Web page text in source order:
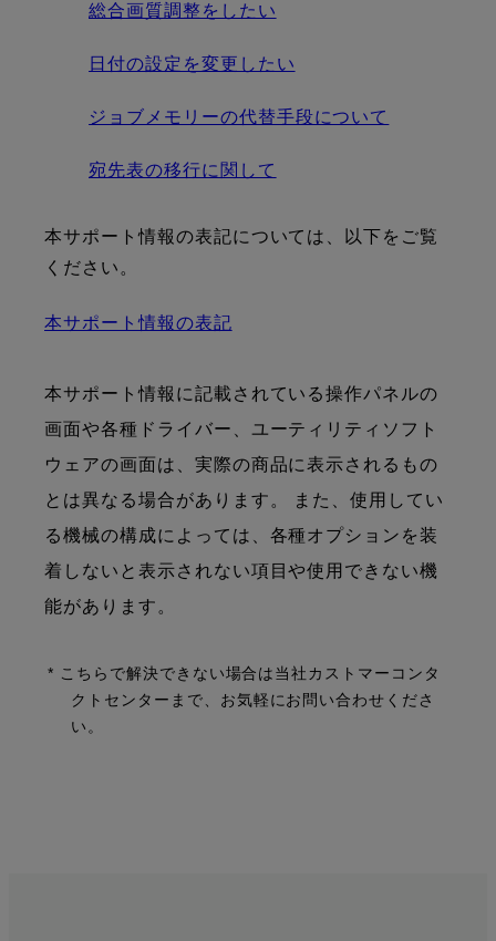
総合画質調整をしたい
日付の設定を変更したい
ジョブメモリーの代替手段について
宛先表の移行に関して
本サポート情報の表記については、以下をご覧
ください。
本サポート情報の表記
本サポート情報に記載されている操作パネルの
画面や各種ドライバー、ユーティリティソフト
ウェアの画面は、実際の商品に表示されるもの
とは異なる場合があります。 また、使用してい
る機械の構成によっては、各種オプションを装
着しないと表示されない項目や使用できない機
能があります。
* こちらで解決できない場合は当社カストマーコンタ
クトセンターまで、お気軽にお問い合わせくださ
い。